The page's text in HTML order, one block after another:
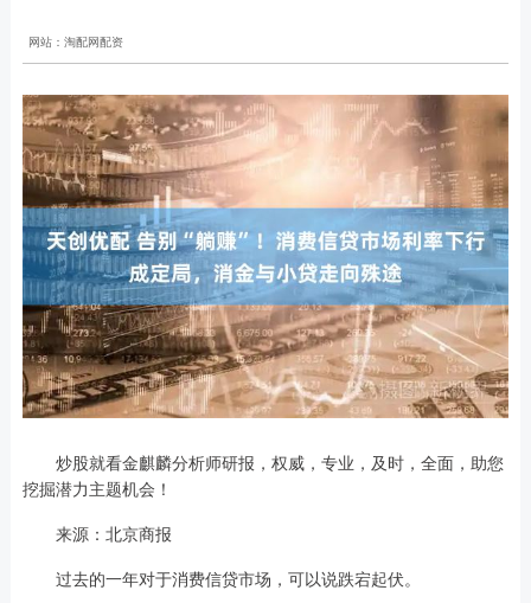
网站：淘配网配资
炒股就看金麒麟分析师研报，权威，专业，及时，全面，助您
挖掘潜力主题机会！
来源：北京商报
过去的一年对于消费信贷市场，可以说跌宕起伏。